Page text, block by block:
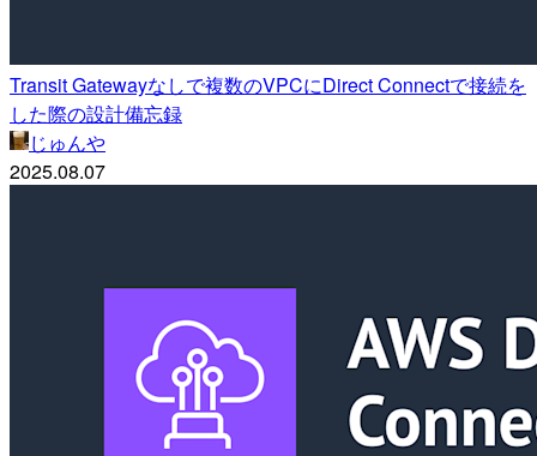
Transit Gatewayなしで複数のVPCにDirect Connectで接続を
した際の設計備忘録
じゅんや
2025.08.07